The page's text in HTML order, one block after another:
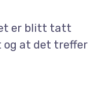
er blitt tatt
og at det treffer